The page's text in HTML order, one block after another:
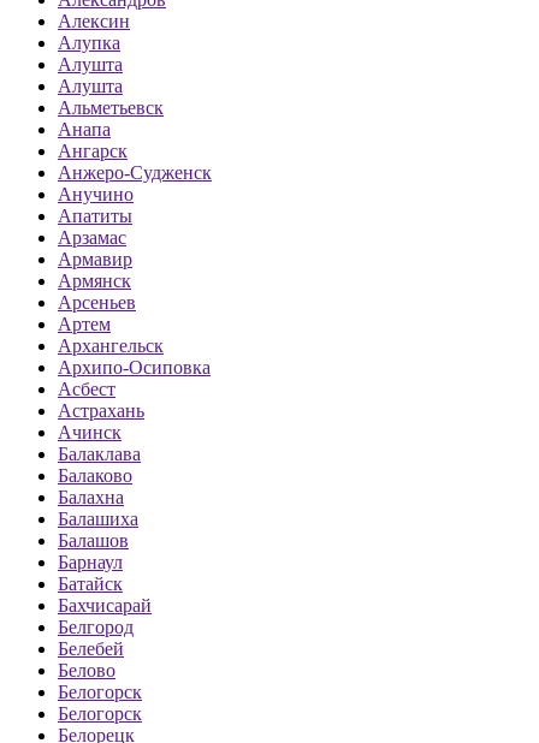
Алексин
Алупка
Алушта
Алушта
Альметьевск
Анапа
Ангарск
Анжеро-Судженск
Анучино
Апатиты
Арзамас
Армавир
Армянск
Арсеньев
Артем
Архангельск
Архипо-Осиповка
Асбест
Астрахань
Ачинск
Балаклава
Балаково
Балахна
Балашиха
Балашов
Барнаул
Батайск
Бахчисарай
Белгород
Белебей
Белово
Белогорск
Белогорск
Белорецк